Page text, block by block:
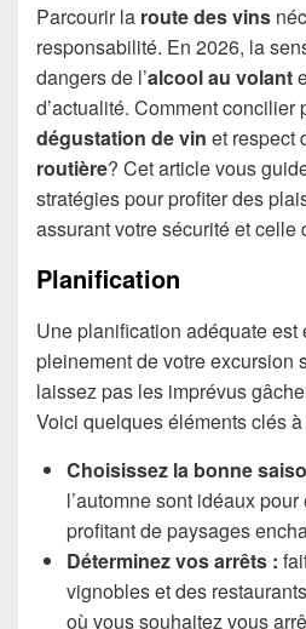
Parcourir la route des vins
responsabilité. En 2026, la
dangers de l’alcool au volant
d’actualité. Comment concilier
dégustation de vin et respect
routière? Cet article vous
stratégies pour profiter des
assurant votre sécurité et celle
Planification
Une planification adéquate
pleinement de votre excursion
laissez pas les imprévus
Voici quelques éléments clés
Choisissez la bonne
l’automne sont idéaux
profitant de paysages
Déterminez vos arrêts :
vignobles et des
où vous souhaitez vous